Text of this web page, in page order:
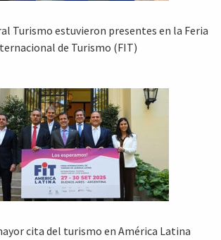
Turismo estuvieron presentes en la Feria
de Turismo (FIT)
cita del turismo en América Latina